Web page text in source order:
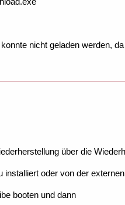
nicht geladen werden,
über die
installiert oder von der
booten und dann